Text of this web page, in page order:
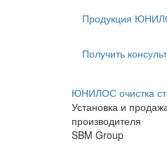
Продукция
Получить
ЮНИЛОС очистка
Установка и
производителя
SBM Group